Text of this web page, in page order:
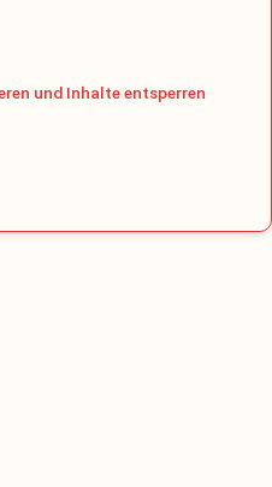
und Inhalte entsperren